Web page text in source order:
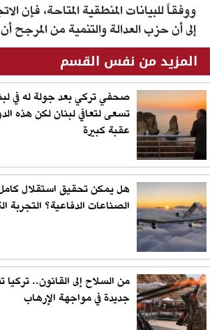
ووفقاً للبيانات المنطقية المتاحة، فإن
إلى أن حزب العدالة والتنمية من المرجح
المزيد من نفس القسم
صحفي تركي بعد جولة له في
تسعى لتعافي لبنان لكن هذه
عقبة كبيرة
هل يمكن تحقيق استقلال
الصناعات الدفاعية؟ التجربة
من السلاح إلى القانون..
جديدة في مواجهة الإرهاب